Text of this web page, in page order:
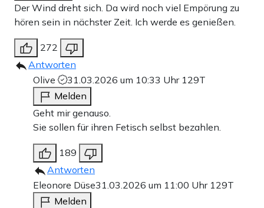
Der Wind dreht sich. Da wird noch viel Empörung zu
hören sein in nächster Zeit. Ich werde es genießen.
272
Antworten
Olive
31.03.2026 um 10:33 Uhr 129T
Melden
Geht mir genauso.
Sie sollen für ihren Fetisch selbst bezahlen.
189
Antworten
Eleonore Düse31.03.2026 um 11:00 Uhr 129T
Melden